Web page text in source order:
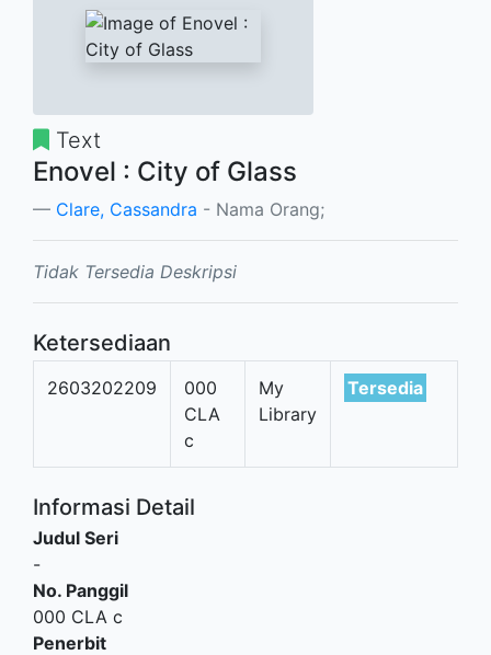
Text
Enovel : City of Glass
Clare, Cassandra - Nama Orang;
Tidak Tersedia Deskripsi
Ketersediaan
2603202209
000
CLA
c
My
Library
Tersedia
Informasi Detail
Judul Seri
-
No. Panggil
000 CLA c
Penerbit